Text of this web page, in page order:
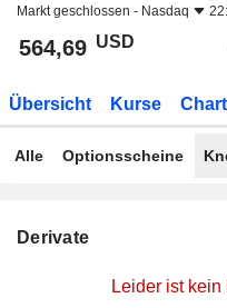
Markt geschlossen - Nasdaq
564,69 USD
Übersicht Kurse
Alle Optionsscheine
Derivate
Leider ist